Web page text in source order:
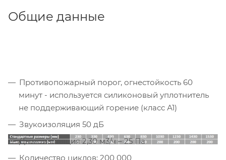
Общие данные
Противопожарный порог, огнестойкость 60
минут - используется силиконовый уплотнитель
не поддерживающий горение (класс А1)
Звукоизоляция 50 дБ
Дымоизоляция 2,30 м3/ч – 25 Па
Количество циклов: 200 000